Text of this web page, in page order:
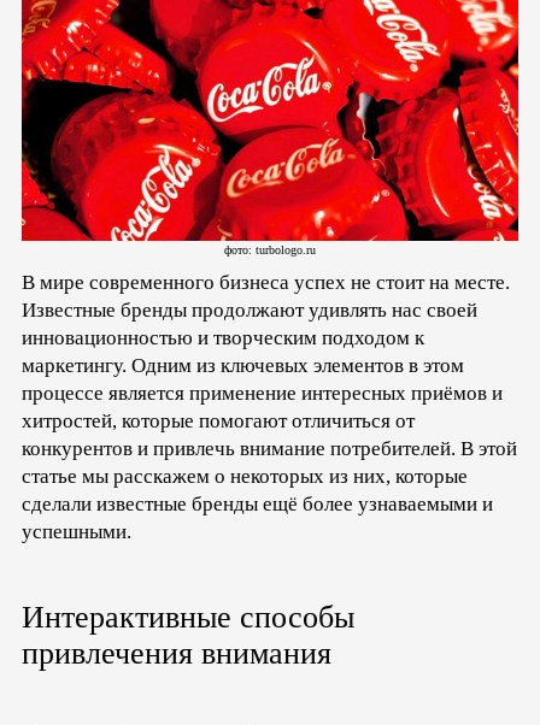
фото: turbologo.ru
В мире современного бизнеса успех не стоит на месте.
Известные бренды продолжают удивлять нас своей
инновационностью и творческим подходом к
маркетингу. Одним из ключевых элементов в этом
процессе является применение интересных приёмов и
хитростей, которые помогают отличиться от
конкурентов и привлечь внимание потребителей. В этой
статье мы расскажем о некоторых из них, которые
сделали известные бренды ещё более узнаваемыми и
успешными.
Интерактивные способы
привлечения внимания